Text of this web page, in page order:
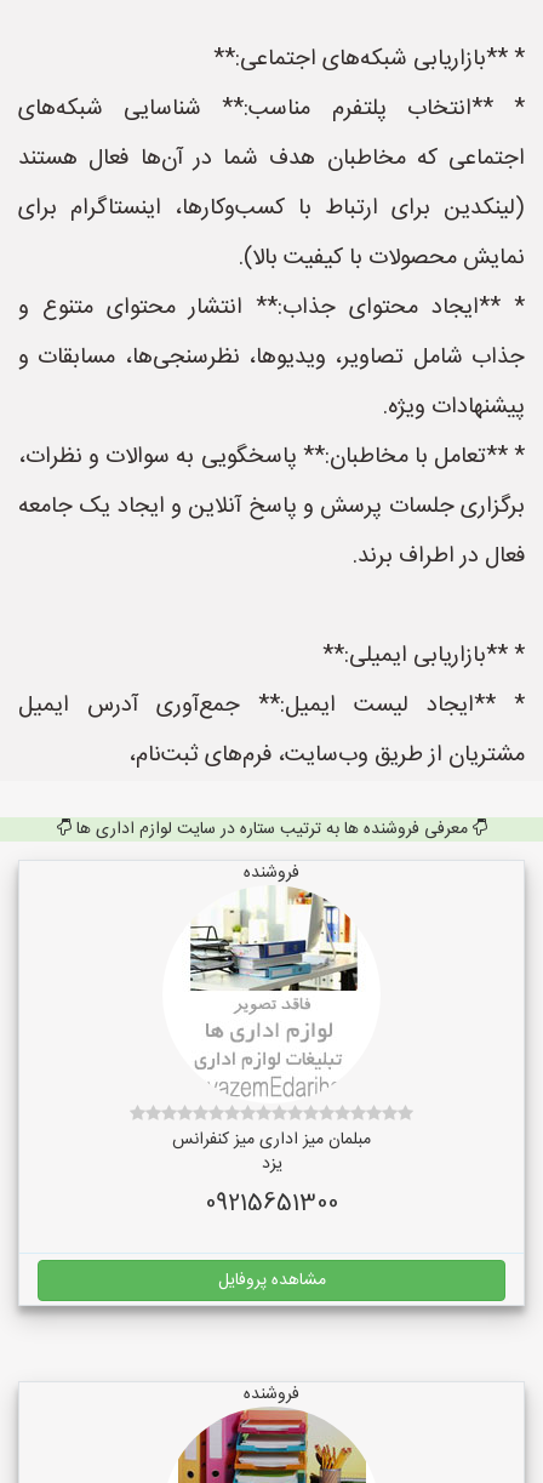
* **بازاریابی شبکه‌های اجتماعی:**
* **انتخاب پلتفرم مناسب:** شناسایی شبکه‌های
اجتماعی که مخاطبان هدف شما در آن‌ها فعال هستند
(لینکدین برای ارتباط با کسب‌وکارها، اینستاگرام برای
نمایش محصولات با کیفیت بالا).
* **ایجاد محتوای جذاب:** انتشار محتوای متنوع و
جذاب شامل تصاویر، ویدیوها، نظرسنجی‌ها، مسابقات و
پیشنهادات ویژه.
* **تعامل با مخاطبان:** پاسخگویی به سوالات و نظرات،
برگزاری جلسات پرسش و پاسخ آنلاین و ایجاد یک جامعه
فعال در اطراف برند.
* **بازاریابی ایمیلی:**
* **ایجاد لیست ایمیل:** جمع‌آوری آدرس ایمیل
مشتریان از طریق وب‌سایت، فرم‌های ثبت‌نام،
معرفی فروشنده ها به ترتیب ستاره در سایت لوازم اداری ها
فروشنده
مبلمان میز اداری میز کنفرانس
یزد
09215651300
مشاهده پروفایل
فروشنده